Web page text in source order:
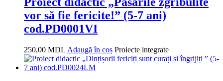
vor să fie fericite!” (5-7 ani)
cod.PD0001VI
250,00 MDL Adaugă în coș Proiecte integrate